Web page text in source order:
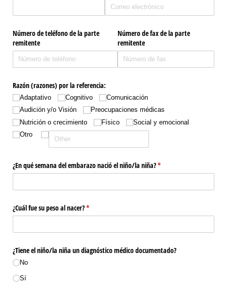
Número de teléfono de la parte
remitente
Número de fax de la parte
remitente
Razón (razones) por la referencia:
Adaptativo Cognitivo
Comunicación
Audición y/​o Visión
Preocupaciones médicas
Nutrición o crecimiento
Físico
Social y emocional
Otro
¿En qué semana del embarazo nació el niño/​la niña?*
(required)
¿Cuál fue su peso al nacer?*
(required)
¿Tiene el niño/​la niña un diagnóstico médico documentado?
No
Sí